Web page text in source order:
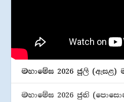
මහාමේඝ 2026 ජූලි (​ඇසළ)
මහාමේඝ 2026 ජුනි